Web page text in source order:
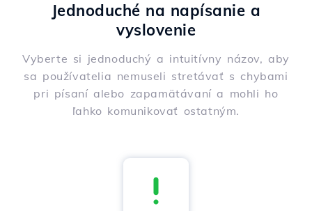
Jednoduché na napísanie a
vyslovenie
Vyberte si jednoduchý a intuitívny názov, aby
sa používatelia nemuseli stretávať s chybami
pri písaní alebo zapamätávaní a mohli ho
ľahko komunikovať ostatným.